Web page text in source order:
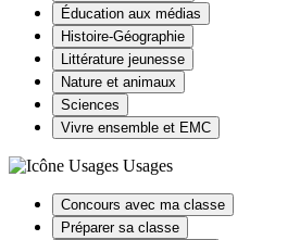
Éducation aux médias
Histoire-Géographie
Littérature jeunesse
Nature et animaux
Sciences
Vivre ensemble et EMC
Usages
Concours avec ma classe
Préparer sa classe